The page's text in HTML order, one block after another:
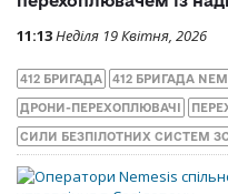
11:13Неділя 19 Квітня, 2026
412 БРИГАДА 412 БРИГАДА
ДРОНИ-ПЕРЕХОПЛЮВАЧІ
СИЛИ БЕЗПІЛОТНИХ СИСТЕМ